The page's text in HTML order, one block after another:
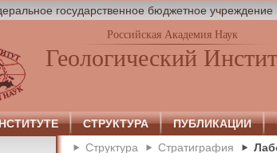
государственное бюджетное учреждение
Российская Академия Наук
Геологический
СТРУКТУРА ПУБЛИКАЦИИ
Структура Стратиграфия